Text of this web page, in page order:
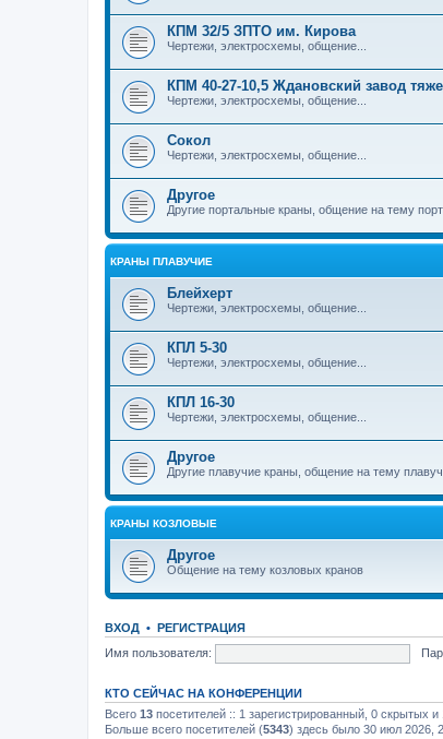
КПМ 32/5 ЗПТО им. Кирова
Чертежи, электросхемы, общение...
КПМ 40-27-10,5 Ждановский завод
Чертежи, электросхемы, общение...
Сокол
Чертежи, электросхемы, общение...
Другое
Другие портальные краны, общение на тему
КРАНЫ ПЛАВУЧИЕ
Блейхерт
Чертежи, электросхемы, общение...
КПЛ 5-30
Чертежи, электросхемы, общение...
КПЛ 16-30
Чертежи, электросхемы, общение...
Другое
Другие плавучие краны, общение на тему
КРАНЫ КОЗЛОВЫЕ
Другое
Общение на тему козловых кранов
ВХОД • РЕГИСТРАЦИЯ
Имя пользователя:
КТО СЕЙЧАС НА КОНФЕРЕНЦИИ
Всего 13 посетителей :: 1 зарегистрированный, 0 скрытых
Больше всего посетителей (5343) здесь было 30 июл 2026,